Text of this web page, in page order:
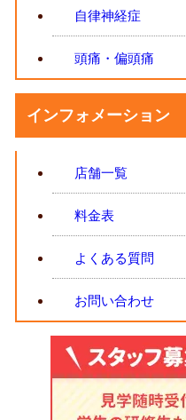
自律神経症
頭痛・偏頭痛
インフォメーション
店舗一覧
料金表
よくある質問
お問い合わせ